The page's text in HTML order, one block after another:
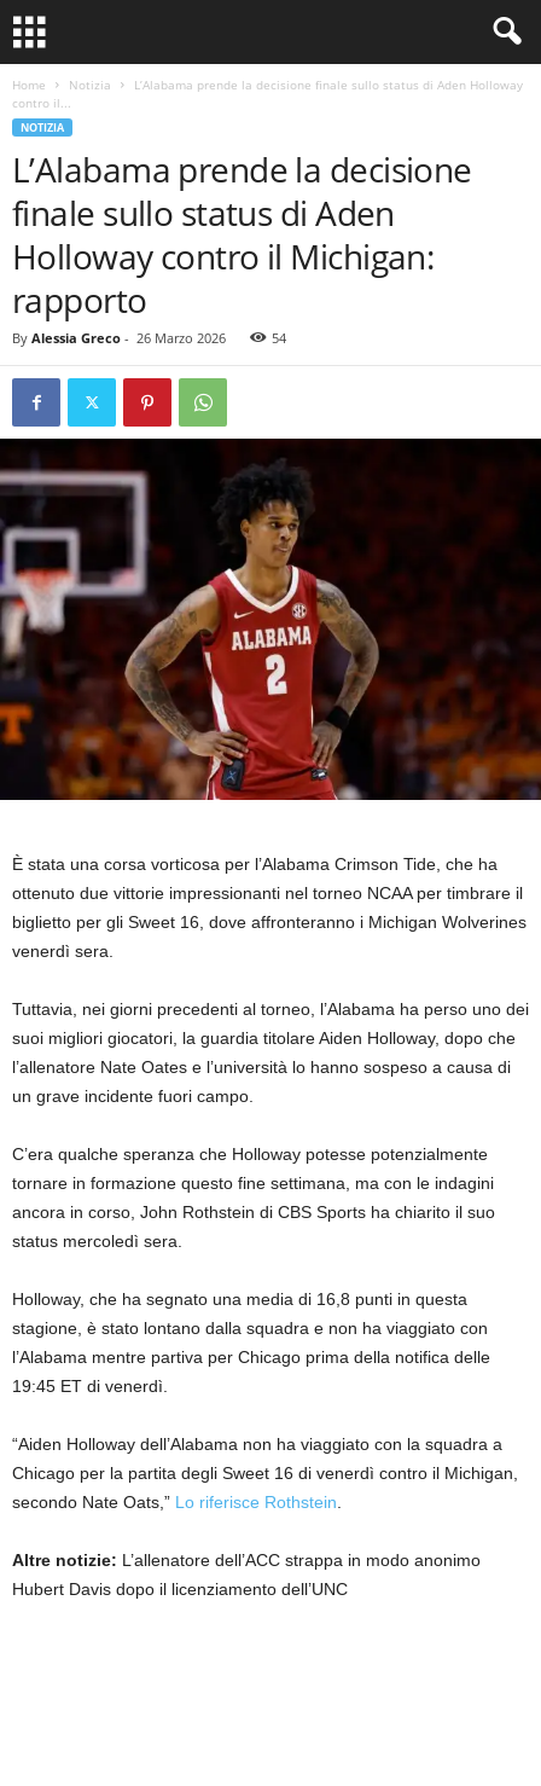
Home Notizia
L’Alabama prende la decisione finale sullo status di Aden Holloway
contro il...
NOTIZIA
L’Alabama prende la decisione
finale sullo status di Aden
Holloway contro il Michigan:
rapporto
By Alessia Greco - 26 Marzo 2026 54
È stata una corsa vorticosa per l’Alabama Crimson Tide, che ha
ottenuto due vittorie impressionanti nel torneo NCAA per timbrare il
biglietto per gli Sweet 16, dove affronteranno i Michigan Wolverines
venerdì sera.
Tuttavia, nei giorni precedenti al torneo, l’Alabama ha perso uno dei
suoi migliori giocatori, la guardia titolare Aiden Holloway, dopo che
l’allenatore Nate Oates e l’università lo hanno sospeso a causa di
un grave incidente fuori campo.
C’era qualche speranza che Holloway potesse potenzialmente
tornare in formazione questo fine settimana, ma con le indagini
ancora in corso, John Rothstein di CBS Sports ha chiarito il suo
status mercoledì sera.
Holloway, che ha segnato una media di 16,8 punti in questa
stagione, è stato lontano dalla squadra e non ha viaggiato con
l’Alabama mentre partiva per Chicago prima della notifica delle
19:45 ET di venerdì.
“Aiden Holloway dell’Alabama non ha viaggiato con la squadra a
Chicago per la partita degli Sweet 16 di venerdì contro il Michigan,
secondo Nate Oats,” Lo riferisce Rothstein
Altre notizie: L’allenatore dell’ACC strappa in modo anonimo
Hubert Davis dopo il licenziamento dell’UNC